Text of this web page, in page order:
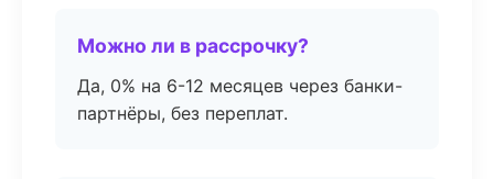
Можно ли в рассрочку?
Да, 0% на 6-12 месяцев через банки-
партнёры, без переплат.